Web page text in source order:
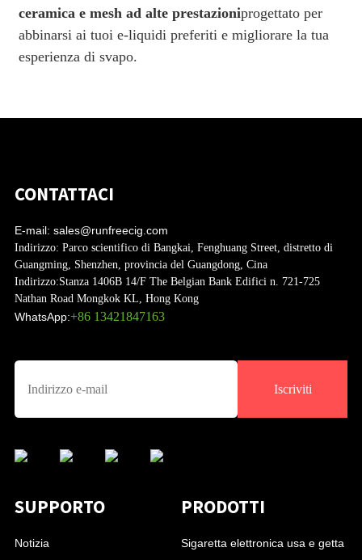
ceramica e mesh ad alte prestazioniprogettato per
abbinarsi ai tuoi e-liquidi preferiti e migliorare la tua
esperienza di svapo.
CONTATTACI
E-mail: sales@runfreecig.com
Indirizzo: Parco scientifico di Bangkai, Fenghuang Street, distretto di
Guangming, Shenzhen, provincia del Guangdong, Cina
Indirizzo:Stanza 1406B 14/F The Belgian Bank Edifici n. 721-725
Nathan Road Mongkok KL, Hong Kong
WhatsApp:+86 13421847163
Iscriviti
SUPPORTO
Notizia
PRODOTTI
Sigaretta elettronica usa e getta